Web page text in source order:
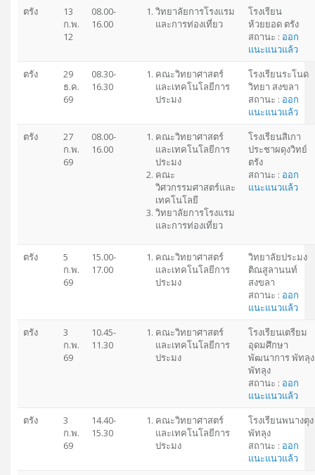
ตรัง
13
ก.พ.
12
08.00-
16.00
วิทยาลัยการโรงแรม
และการท่องเที่ยว
โรงเรียน
ห้วยยอด ตรัง
สถานะ : ออก
แนะแนวแล้ว
ตรัง
29
ธ.ค.
69
08.30-
16.30
คณะวิทยาศาสตร์
และเทคโนโลยีการ
ประมง
โรงเรียนระโนด
วิทยา สงขลา
สถานะ : ออก
แนะแนวแล้ว
ตรัง
27
ก.พ.
69
08.00-
16.00
คณะวิทยาศาสตร์
และเทคโนโลยีการ
ประมง
คณะ
วิศวกรรมศาสตร์และ
เทคโนโลยี
วิทยาลัยการโรงแรม
และการท่องเที่ยว
โรงเรียนสิเกา
ประชาผดุงวิทย์
ตรัง
สถานะ : ออก
แนะแนวแล้ว
ตรัง
5
ก.พ.
69
15.00-
17.00
คณะวิทยาศาสตร์
และเทคโนโลยีการ
ประมง
วิทยาลัยประมง
ติณสูลานนท์
สงขลา
สถานะ : ออก
แนะแนวแล้ว
ตรัง
3
ก.พ.
69
10.45-
11.30
คณะวิทยาศาสตร์
และเทคโนโลยีการ
ประมง
โรงเรียนเตรียม
อุดมศึกษา
พัฒนาการ พัทลุง
พัทลุง
สถานะ : ออก
แนะแนวแล้ว
ตรัง
3
ก.พ.
69
14.40-
15.30
คณะวิทยาศาสตร์
และเทคโนโลยีการ
ประมง
โรงเรียนพนางตุง
พัทลุง
สถานะ : ออก
แนะแนวแล้ว